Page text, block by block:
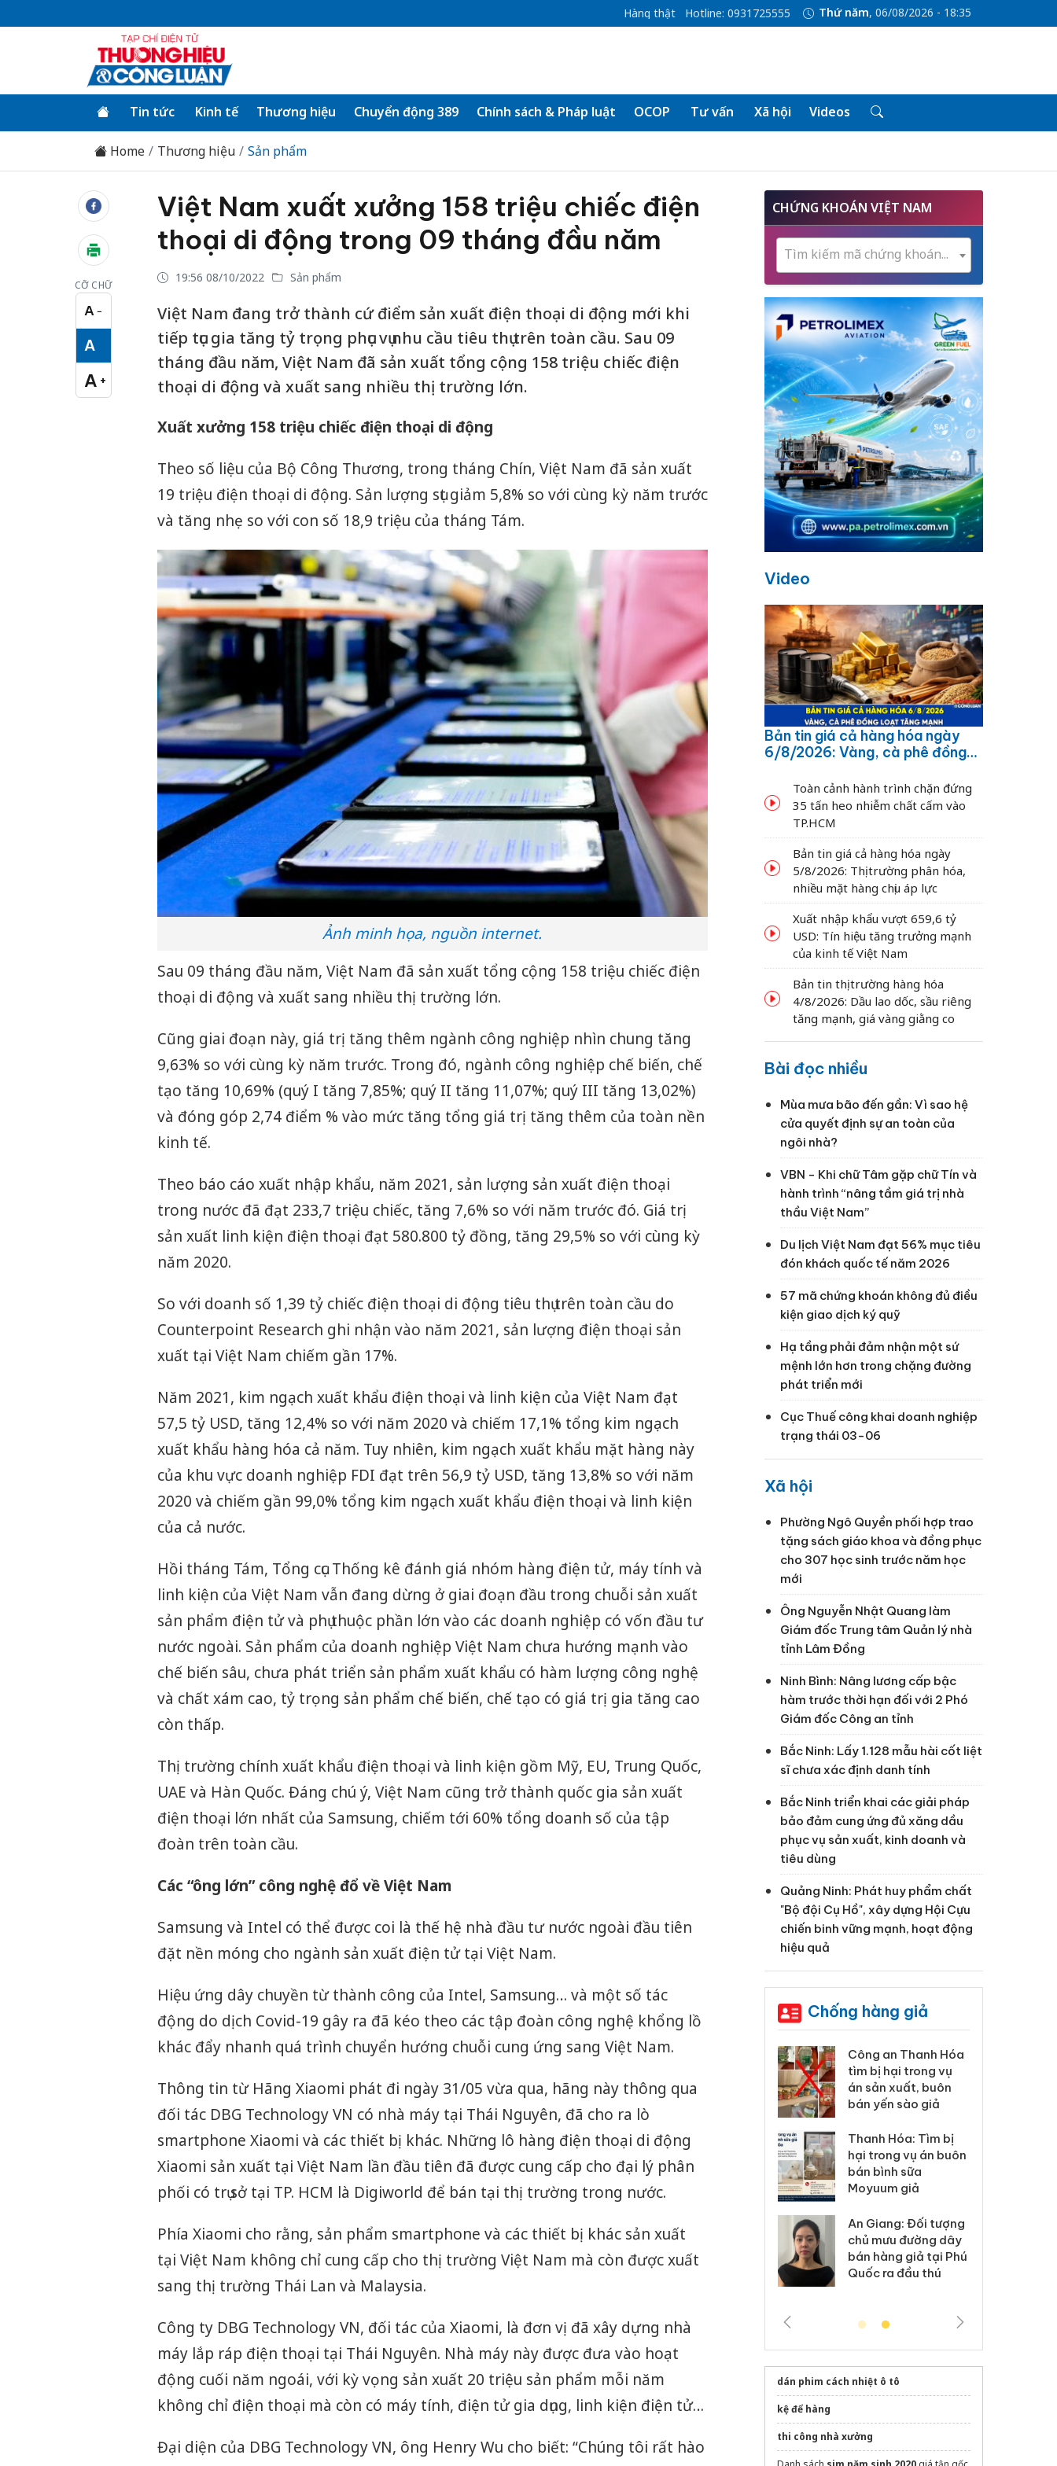
Hàng thật Hotline: 0931725555 Thứ năm, 06/08/2026 - 18:35
Tin tức Kinh tế Thương hiệu Chuyển động 389 Chính sách & Pháp luật OCOP Tư vấn Xã hội Videos
Home Thương hiệu Sản phẩm
CỠ CHỮ
A −
Cỡ chữ nhỏ
A
Cỡ chữ vừa
A +
Cỡ chữ lớn
Việt Nam xuất xưởng 158 triệu chiếc điện
thoại di động trong 09 tháng đầu năm
19:56 08/10/2022 Sản phẩm
Việt Nam đang trở thành cứ điểm sản xuất điện thoại di động mới khi
tiếp tục gia tăng tỷ trọng phục vụ nhu cầu tiêu thụ trên toàn cầu. Sau 09
tháng đầu năm, Việt Nam đã sản xuất tổng cộng 158 triệu chiếc điện
thoại di động và xuất sang nhiều thị trường lớn.
Xuất xưởng 158 triệu chiếc điện thoại di động
Theo số liệu của Bộ Công Thương, trong tháng Chín, Việt Nam đã sản xuất
19 triệu điện thoại di động. Sản lượng sụt giảm 5,8% so với cùng kỳ năm trước
và tăng nhẹ so với con số 18,9 triệu của tháng Tám.
Ảnh minh họa, nguồn internet.
Sau 09 tháng đầu năm, Việt Nam đã sản xuất tổng cộng 158 triệu chiếc điện
thoại di động và xuất sang nhiều thị trường lớn.
Cũng giai đoạn này, giá trị tăng thêm ngành công nghiệp nhìn chung tăng
9,63% so với cùng kỳ năm trước. Trong đó, ngành công nghiệp chế biến, chế
tạo tăng 10,69% (quý I tăng 7,85%; quý II tăng 11,07%; quý III tăng 13,02%)
và đóng góp 2,74 điểm % vào mức tăng tổng giá trị tăng thêm của toàn nền
kinh tế.
Theo báo cáo xuất nhập khẩu, năm 2021, sản lượng sản xuất điện thoại
trong nước đã đạt 233,7 triệu chiếc, tăng 7,6% so với năm trước đó. Giá trị
sản xuất linh kiện điện thoại đạt 580.800 tỷ đồng, tăng 29,5% so với cùng kỳ
năm 2020.
So với doanh số 1,39 tỷ chiếc điện thoại di động tiêu thụ trên toàn cầu do
Counterpoint Research ghi nhận vào năm 2021, sản lượng điện thoại sản
xuất tại Việt Nam chiếm gần 17%.
Năm 2021, kim ngạch xuất khẩu điện thoại và linh kiện của Việt Nam đạt
57,5 tỷ USD, tăng 12,4% so với năm 2020 và chiếm 17,1% tổng kim ngạch
xuất khẩu hàng hóa cả năm. Tuy nhiên, kim ngạch xuất khẩu mặt hàng này
của khu vực doanh nghiệp FDI đạt trên 56,9 tỷ USD, tăng 13,8% so với năm
2020 và chiếm gần 99,0% tổng kim ngạch xuất khẩu điện thoại và linh kiện
của cả nước.
Hồi tháng Tám, Tổng cục Thống kê đánh giá nhóm hàng điện tử, máy tính và
linh kiện của Việt Nam vẫn đang dừng ở giai đoạn đầu trong chuỗi sản xuất
sản phẩm điện tử và phụ thuộc phần lớn vào các doanh nghiệp có vốn đầu tư
nước ngoài. Sản phẩm của doanh nghiệp Việt Nam chưa hướng mạnh vào
chế biến sâu, chưa phát triển sản phẩm xuất khẩu có hàm lượng công nghệ
và chất xám cao, tỷ trọng sản phẩm chế biến, chế tạo có giá trị gia tăng cao
còn thấp.
Thị trường chính xuất khẩu điện thoại và linh kiện gồm Mỹ, EU, Trung Quốc,
UAE và Hàn Quốc. Đáng chú ý, Việt Nam cũng trở thành quốc gia sản xuất
điện thoại lớn nhất của Samsung, chiếm tới 60% tổng doanh số của tập
đoàn trên toàn cầu.
Các “ông lớn” công nghệ đổ về Việt Nam
Samsung và Intel có thể được coi là thế hệ nhà đầu tư nước ngoài đầu tiên
đặt nền móng cho ngành sản xuất điện tử tại Việt Nam.
Hiệu ứng dây chuyền từ thành công của Intel, Samsung… và một số tác
động do dịch Covid-19 gây ra đã kéo theo các tập đoàn công nghệ khổng lồ
khác đẩy nhanh quá trình chuyển hướng chuỗi cung ứng sang Việt Nam.
Thông tin từ Hãng Xiaomi phát đi ngày 31/05 vừa qua, hãng này thông qua
đối tác DBG Technology VN có nhà máy tại Thái Nguyên, đã cho ra lò
smartphone Xiaomi và các thiết bị khác. Những lô hàng điện thoại di động
Xiaomi sản xuất tại Việt Nam lần đầu tiên đã được cung cấp cho đại lý phân
phối có trụ sở tại TP. HCM là Digiworld để bán tại thị trường trong nước.
Phía Xiaomi cho rằng, sản phẩm smartphone và các thiết bị khác sản xuất
tại Việt Nam không chỉ cung cấp cho thị trường Việt Nam mà còn được xuất
sang thị trường Thái Lan và Malaysia.
Công ty DBG Technology VN, đối tác của Xiaomi, là đơn vị đã xây dựng nhà
máy lắp ráp điện thoại tại Thái Nguyên. Nhà máy này được đưa vào hoạt
động cuối năm ngoái, với kỳ vọng sản xuất 20 triệu sản phẩm mỗi năm
không chỉ điện thoại mà còn có máy tính, điện tử gia dụng, linh kiện điện tử…
Đại diện của DBG Technology VN, ông Henry Wu cho biết: “Chúng tôi rất hào
CHỨNG KHOÁN VIỆT NAM
Tìm kiếm mã chứng khoán...
Video
Bản tin giá cả hàng hóa ngày
6/8/2026: Vàng, cà phê đồng
Toàn cảnh hành trình chặn đứng
35 tấn heo nhiễm chất cấm vào
TP.HCM
Bản tin giá cả hàng hóa ngày
5/8/2026: Thị trường phân hóa,
nhiều mặt hàng chịu áp lực
Xuất nhập khẩu vượt 659,6 tỷ
USD: Tín hiệu tăng trưởng mạnh
của kinh tế Việt Nam
Bản tin thị trường hàng hóa
4/8/2026: Dầu lao dốc, sầu riêng
tăng mạnh, giá vàng giằng co
Bài đọc nhiều
Mùa mưa bão đến gần: Vì sao hệ
cửa quyết định sự an toàn của
ngôi nhà?
VBN - Khi chữ Tâm gặp chữ Tín và
hành trình “nâng tầm giá trị nhà
thầu Việt Nam”
Du lịch Việt Nam đạt 56% mục tiêu
đón khách quốc tế năm 2026
57 mã chứng khoán không đủ điều
kiện giao dịch ký quỹ
Hạ tầng phải đảm nhận một sứ
mệnh lớn hơn trong chặng đường
phát triển mới
Cục Thuế công khai doanh nghiệp
trạng thái 03-06
Xã hội
Phường Ngô Quyền phối hợp trao
tặng sách giáo khoa và đồng phục
cho 307 học sinh trước năm học
mới
Ông Nguyễn Nhật Quang làm
Giám đốc Trung tâm Quản lý nhà
tỉnh Lâm Đồng
Ninh Bình: Nâng lương cấp bậc
hàm trước thời hạn đối với 2 Phó
Giám đốc Công an tỉnh
Bắc Ninh: Lấy 1.128 mẫu hài cốt liệt
sĩ chưa xác định danh tính
Bắc Ninh triển khai các giải pháp
bảo đảm cung ứng đủ xăng dầu
phục vụ sản xuất, kinh doanh và
tiêu dùng
Quảng Ninh: Phát huy phẩm chất
"Bộ đội Cụ Hồ", xây dựng Hội Cựu
chiến binh vững mạnh, hoạt động
hiệu quả
Chống hàng giả
Công an Thanh Hóa
án sản xuất, buôn
Thanh Hóa: Tìm bị
bán bình sữa
Moyuum giả
An Giang: Đối tượng
chủ mưu đường dây
bán hàng giả tại Phú
Quốc ra đầu thú
Lào Cai xử lý 83 vụ vi
trong tháng 7
Hưng Yên: Xử lý 6 hộ
kinh doanh bán hàng
giả mạo nhãn hiệu
Adidas, Nike
công khai hàng ngàn
sản phẩm nhập lậu,
bảo vệ môi trường
Công an Thanh Hóa
án sản xuất, buôn
Thanh Hóa: Tìm bị
bán bình sữa
Moyuum giả
An Giang: Đối tượng
chủ mưu đường dây
bán hàng giả tại Phú
Lào Cai xử lý 83 vụ vi
phạm thương mại
trong tháng 7
Hưng Yên: Xử lý 6 hộ
kinh doanh bán hàng
giả mạo nhãn hiệu
Adidas, Nike
Cà Mau: Tiêu hủy
công khai hàng ngàn
sản phẩm nhập lậu,
bảo vệ môi trường
dán phim cách nhiệt ô tô
kệ để hàng
thi công nhà xưởng